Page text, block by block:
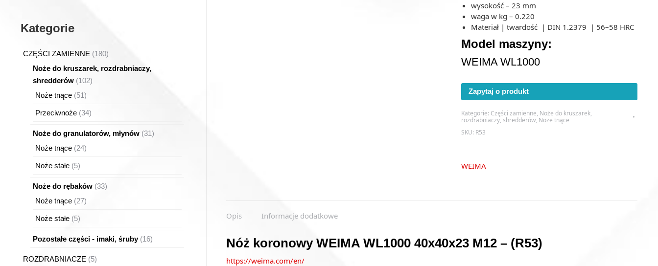
wysokość – 23 mm
waga w kg – 0.220
Materiał | twardość | DIN 1.2379 | 56–58 HRC
Model maszyny:
WEIMA WL1000
Zapytaj o produkt
Kategorie: Części zamienne, Noże do kruszarek,
rozdrabniaczy, shredderów, Noże tnące
SKU: R53
WEIMA
Opis Informacje dodatkowe
Nóż koronowy WEIMA WL1000 40x40x23 M12 – (R53)
https://weima.com/en/
Kategorie
CZĘŚCI ZAMIENNE 180180
produktów
Noże do kruszarek, rozdrabniaczy,
shredderów 102102
Noże tnące 5151
Przeciwnoże 3434
Noże do granulatorów, młynów 3131
Noże tnące 2424
Noże stałe 55
Noże do rębaków 3333
Noże tnące 2727
Noże stałe 55
Pozostałe części - imaki, śruby 1616
ROZDRABNIACZE
55